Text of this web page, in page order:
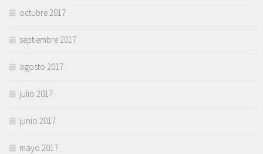
octubre 2017
septiembre 2017
agosto 2017
julio 2017
junio 2017
mayo 2017